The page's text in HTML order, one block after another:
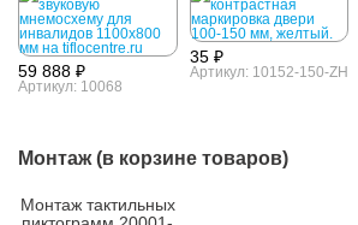
59 888 ₽
Артикул: 10068
35 ₽
Артикул: 10152-150-ZH
Монтаж (в корзине товаров)
Монтаж тактильных